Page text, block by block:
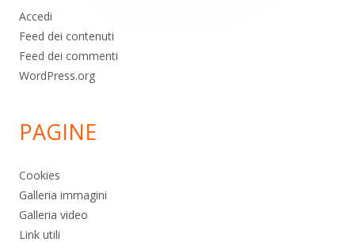
Accedi
Feed dei contenuti
Feed dei commenti
WordPress.org
PAGINE
Cookies
Galleria immagini
Galleria video
Link utili